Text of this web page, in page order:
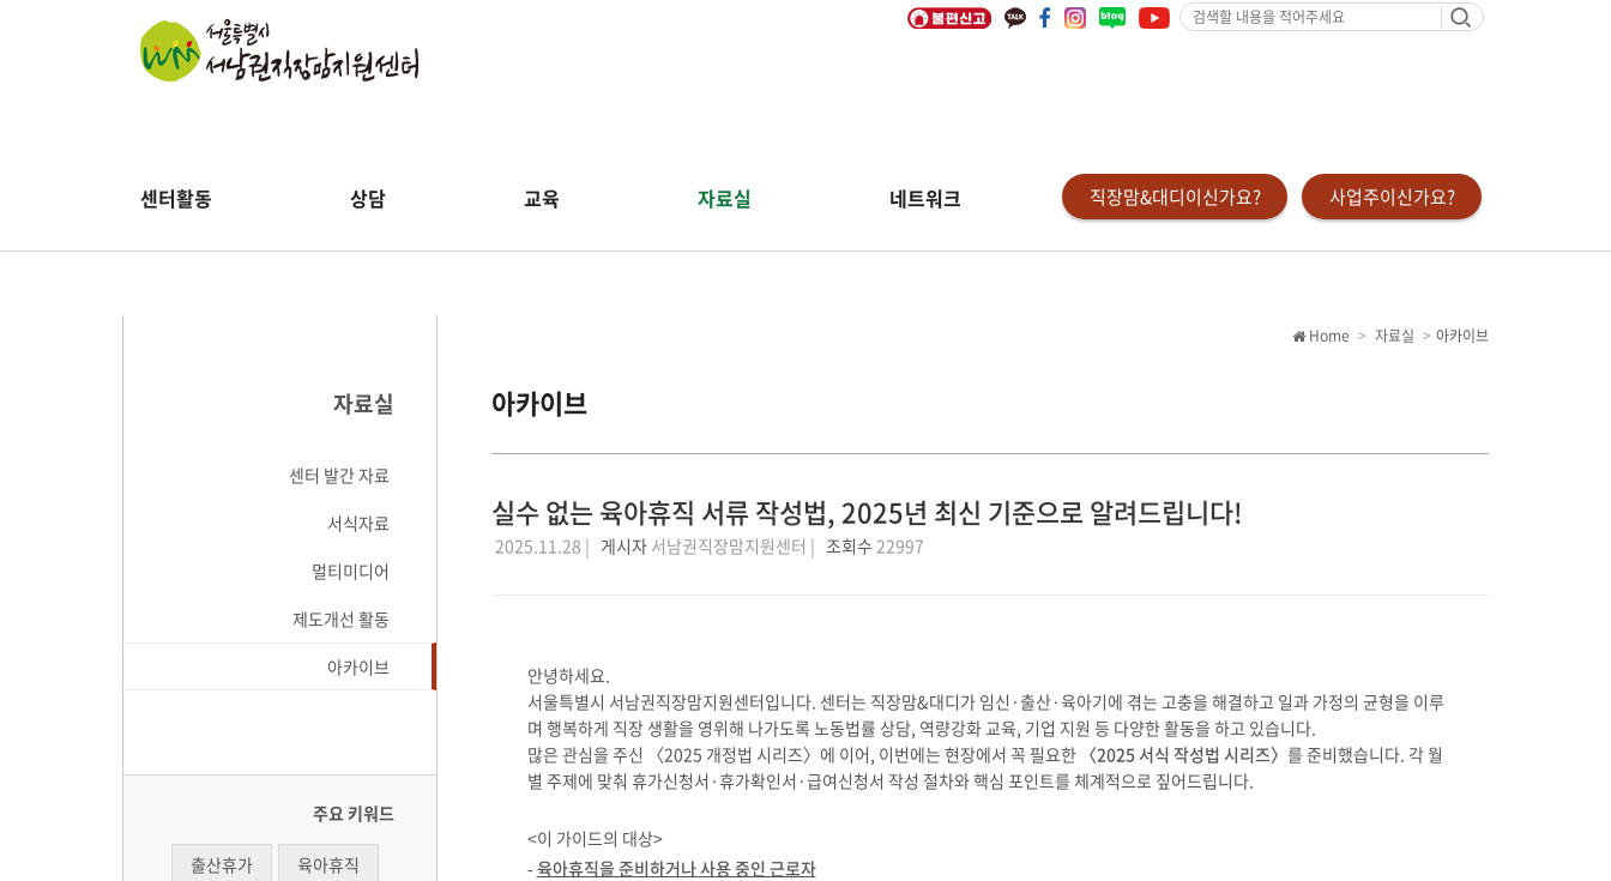
검
색
요
센터활동 상담 교육 자료실 네트워크 직장맘&대디이신가요? 사업주이신가요?
자료실
센터 발간 자료
서식자료
멀티미디어
제도개선 활동
아카이브
주요 키워드
출산휴가
육아휴직
아카이브
Home 자료실 아카이브
실수 없는 육아휴직 서류 작성법, 2025년 최신 기준으로 알려드립니다!
2025.11.28 | 게시자서남권직장맘지원센터 | 조회수 22997
안녕하세요.
서울특별시 서남권직장맘지원센터입니다. 센터는 직장맘&대디가 임신·출산·육아기에 겪는 고충을 해결하고 일과 가정의 균형을 이루
며 행복하게 직장 생활을 영위해 나가도록 노동법률 상담, 역량강화 교육, 기업 지원 등 다양한 활동을 하고 있습니다.
많은 관심을 주신 〈2025 개정법 시리즈〉에 이어, 이번에는 현장에서 꼭 필요한 〈2025 서식 작성법 시리즈〉 를 준비했습니다. 각 월
별 주제에 맞춰 휴가신청서·휴가확인서·급여신청서 작성 절차와 핵심 포인트를 체계적으로 짚어드립니다.
<이 가이드의 대상>
-육아휴직을 준비하거나 사용 중인 근로자